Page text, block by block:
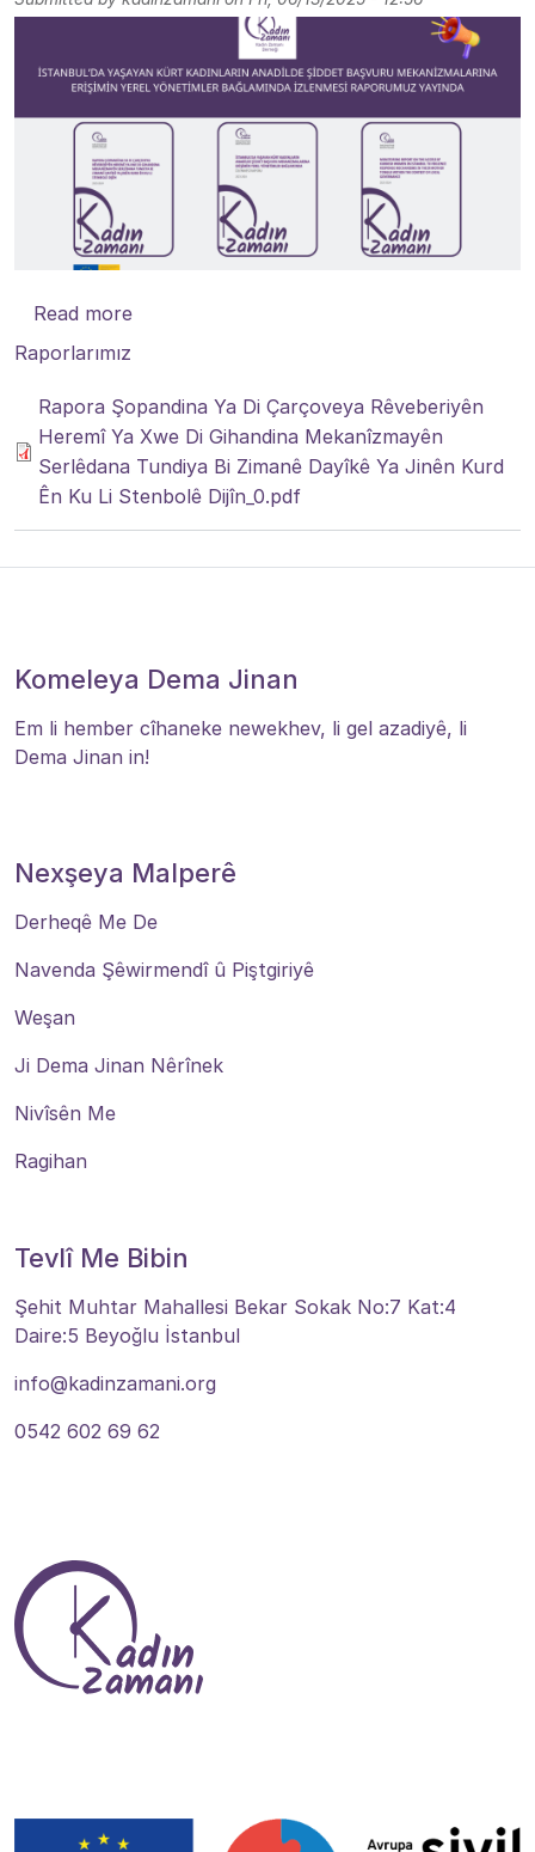
Read moreabout Rapora Şopandina Ya Di Çarçoveya
Raporlarımız
Rapora Şopandina Ya Di Çarçoveya Rêveberiyên
Heremî Ya Xwe Di Gihandina Mekanîzmayên
Serlêdana Tundiya Bi Zimanê Dayîkê Ya Jinên Kurd
Ên Ku Li Stenbolê Dijîn_0.pdf
Komeleya Dema Jinan
Em li hember cîhaneke newekhev, li gel azadiyê, li
Dema Jinan in!
Nexşeya Malperê
Derheqê Me De
Navenda Şêwirmendî û Piştgiriyê
Weşan
Ji Dema Jinan Nêrînek
Nivîsên Me
Ragihan
Tevlî Me Bibin
Şehit Muhtar Mahallesi Bekar Sokak No:7 Kat:4
Daire:5 Beyoğlu İstanbul
info@kadinzamani.org
0542 602 69 62